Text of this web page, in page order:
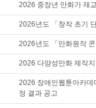
2026 중장년 만화가 재
2026년도 「창작 초기
2026년도 「만화원작
2026 다양성만화 제작
2026 장애인웹툰아카데
정 결과 공고